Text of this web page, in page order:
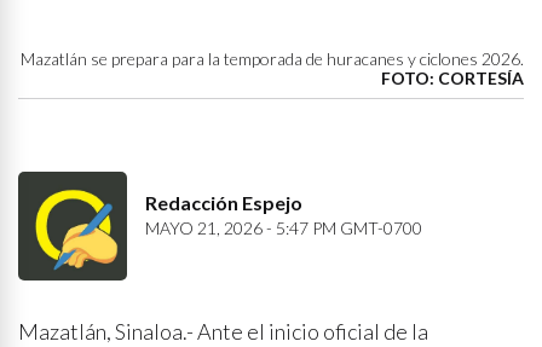
Mazatlán se prepara para la temporada de huracanes y ciclones 2026.
FOTO: CORTESÍA
Redacción Espejo
MAYO 21, 2026 - 5:47 PM GMT-0700
Mazatlán, Sinaloa.- Ante el inicio oficial de la